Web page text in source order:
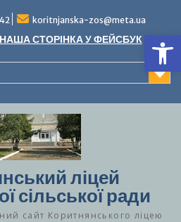
koritnjanska-zos@meta.ua
НАША СТОРІНКА У ФЕЙСБУК
ліцей
сільської ради
сайт Коритнянського ліцею